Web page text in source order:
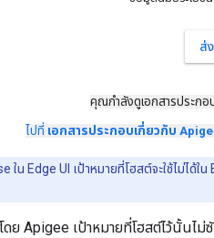
ส่
คุณกำลังดูเอกสารประกอ
ไปที่ เอกสารประกอบเกี่ยวกับ
Edge UI เป้าหมายที่โฮสต์จะใช้ไม่ได้ใน
ย Apigee เป้าหมายที่โฮสต์ไว้นั้นไม่